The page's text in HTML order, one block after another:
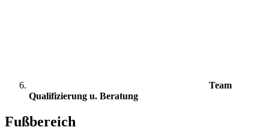
Team
Qualifizierung u. Beratung
Fußbereich